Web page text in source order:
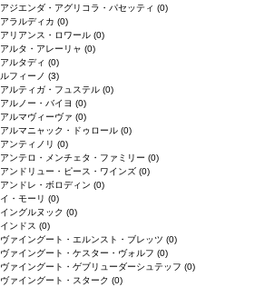
アジエンダ・アグリコラ・パセッティ (0)
アラルディカ (0)
アリアンス・ロワール (0)
アルタ・アレーリャ (0)
アルタディ (0)
ルフィーノ (3)
アルティガ・フュステル (0)
アルノー・バイヨ (0)
アルマヴィーヴァ (0)
アルマニャック・ドゥロール (0)
アンティノリ (0)
アンテロ・メンチェタ・ファミリー (0)
アンドリュー・ピース・ワインズ (0)
アンドレ・ボロディン (0)
イ・モーリ (0)
イングルヌック (0)
インドス (0)
ヴァイングート・エルンスト・ブレッツ (0)
ヴァイングート・ケスター・ヴォルフ (0)
ヴァイングート・ゲブリューダーシュテッフ (0)
ヴァイングート・スターク (0)